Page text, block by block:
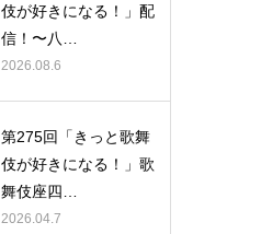
伎が好きになる！」配
信！〜八…
2026.08.6
第275回「きっと歌舞
伎が好きになる！」歌
舞伎座四…
2026.04.7